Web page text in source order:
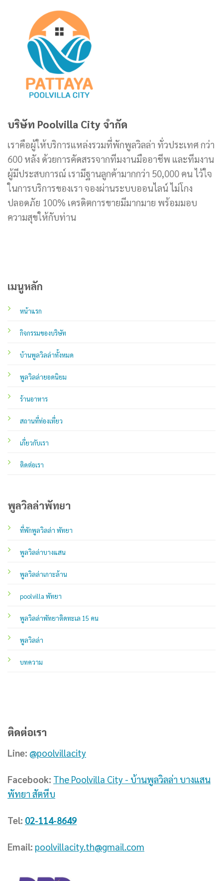
บริษัท Poolvilla City จำกัด
เราคือผู้ให้บริการแหล่งรวมที่พักพูลวิลล่า ทั่วประเทศ กว่า
600 หลัง ด้วยการคัดสรรจากทีมงานมืออาชีพ และทีมงาน
ผู้มีประสบการณ์ เรามีฐานลูกค้ามากกว่า 50,000 คน ไว้ใจ
ในการบริการของเรา จองผ่านระบบออนไลน์ ไม่โกง
ปลอดภัย 100% เครดิตการขายมีมากมาย พร้อมมอบ
ความสุขให้กับท่าน
เมนูหลัก
หน้าแรก
กิจกรรมของบริษัท
บ้านพูลวิลล่าทั้งหมด
พูลวิลล่ายอดนิยม
ร้านอาหาร
สถานที่ท่องเที่ยว
เกี่ยวกับเรา
ติดต่อเรา
พูลวิลล่าพัทยา
ที่พักพูลวิลล่า พัทยา
พูลวิลล่าบางแสน
พูลวิลล่าเกาะล้าน
poolvilla พัทยา
พูลวิลล่าพัทยาติดทะเล 15 คน
พูลวิลล่า
บทความ
ติดต่อเรา
Line: @poolvillacity
Facebook: The Poolvilla City - บ้านพูลวิลล่า บางแสน
พัทยา สัตหีบ
Tel: 02-114-8649
Email: poolvillacity.th@gmail.com